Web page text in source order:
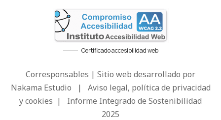
Certificado accesibilidad web
Corresponsables | Sitio web desarrollado por
Nakama Estudio | Aviso legal, política de privacidad
y cookies | Informe Integrado de Sostenibilidad
2025